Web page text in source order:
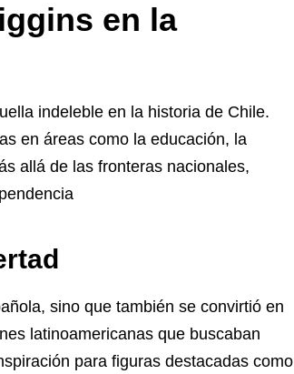
en la
indeleble en la historia de Chile.
en áreas como la educación, la
allá de las fronteras nacionales,
sino que también se convirtió en
latinoamericanas que buscaban
para figuras destacadas como